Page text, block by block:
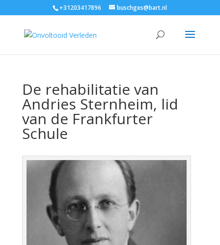
+31203417896 buschges@bart.nl
De rehabilitatie van
Andries Sternheim, lid
van de Frankfurter
Schule